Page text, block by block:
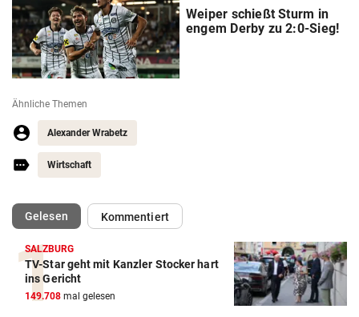
Weiper schießt Sturm in
engem Derby zu 2:0-Sieg!
Ähnliche Themen
Alexander Wrabetz
Wirtschaft
Gelesen(ausgewählt)Kommentiert
SALZBURG
TV-Star geht mit Kanzler Stocker hart
ins Gericht
149.708 mal gelesen
Action-Cam Vergleich
ZUM VERGLEICH